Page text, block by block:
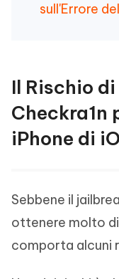
sull'Errore
Il Rischio
Checkra1n
iPhone di
Sebbene il
ottenere molto
comporta alcuni